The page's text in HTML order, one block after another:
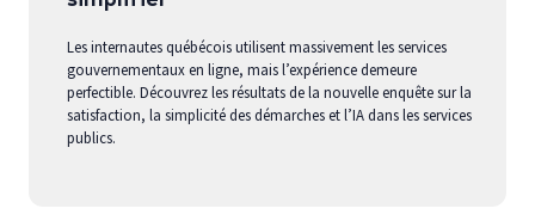
Les internautes québécois utilisent massivement les services
gouvernementaux en ligne, mais l’expérience demeure
perfectible. Découvrez les résultats de la nouvelle enquête sur la
satisfaction, la simplicité des démarches et l’IA dans les services
publics.